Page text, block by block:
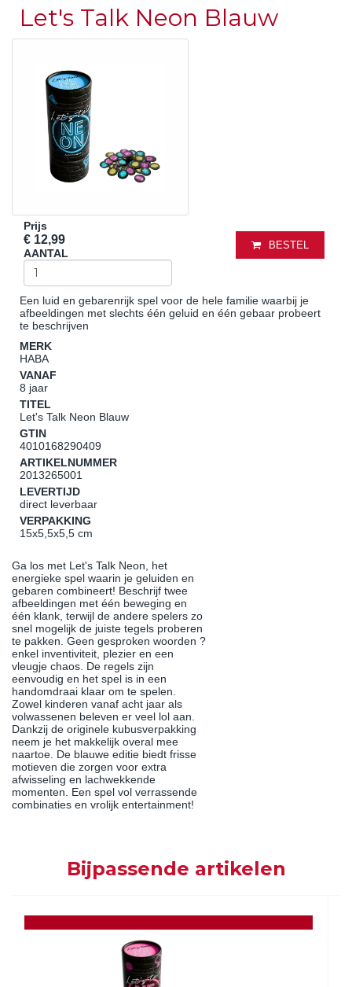
Let's Talk Neon Blauw
Prijs
€ 12,99
AANTAL
BESTEL
Een luid en gebarenrijk spel voor de hele familie waarbij je
afbeeldingen met slechts één geluid en één gebaar probeert
te beschrijven
MERK
HABA
VANAF
8 jaar
TITEL
Let's Talk Neon Blauw
GTIN
4010168290409
ARTIKELNUMMER
2013265001
LEVERTIJD
direct leverbaar
VERPAKKING
15x5,5x5,5 cm
Ga los met Let's Talk Neon, het
energieke spel waarin je geluiden en
gebaren combineert! Beschrijf twee
afbeeldingen met één beweging en
één klank, terwijl de andere spelers zo
snel mogelijk de juiste tegels proberen
te pakken. Geen gesproken woorden ?
enkel inventiviteit, plezier en een
vleugje chaos. De regels zijn
eenvoudig en het spel is in een
handomdraai klaar om te spelen.
Zowel kinderen vanaf acht jaar als
volwassenen beleven er veel lol aan.
Dankzij de originele kubusverpakking
neem je het makkelijk overal mee
naartoe. De blauwe editie biedt frisse
motieven die zorgen voor extra
afwisseling en lachwekkende
momenten. Een spel vol verrassende
combinaties en vrolijk entertainment!
Bijpassende artikelen